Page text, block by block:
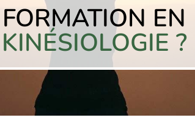
FORMATION EN
KINÉSIOLOGIE ?